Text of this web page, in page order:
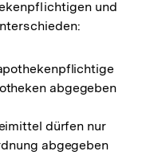
und
abgegeben
dürfen nur
abgegeben